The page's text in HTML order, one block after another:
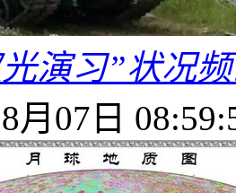
演习”状况
月07日